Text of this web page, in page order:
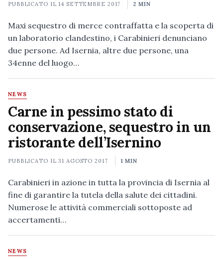
PUBBLICATO IL14 SETTEMBRE 2017 2 MIN
Maxi sequestro di merce contraffatta e la scoperta di
un laboratorio clandestino, i Carabinieri denunciano
due persone. Ad Isernia, altre due persone, una
34enne del luogo…
NEWS
Carne in pessimo stato di
conservazione, sequestro in un
ristorante dell’Isernino
PUBBLICATO IL31 AGOSTO 2017 1 MIN
Carabinieri in azione in tutta la provincia di Isernia al
fine di garantire la tutela della salute dei cittadini.
Numerose le attività commerciali sottoposte ad
accertamenti…
NEWS